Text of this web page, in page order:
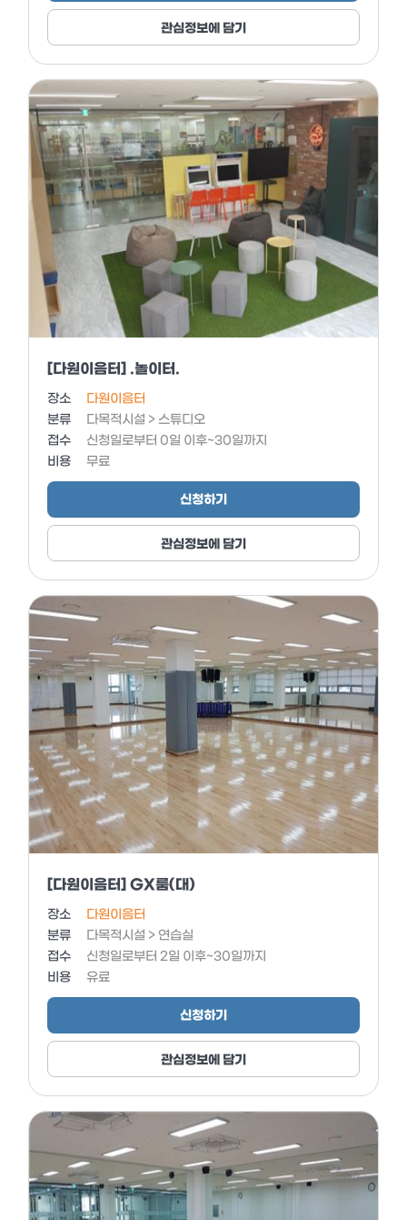
관심정보에 담기
[다원이음터] .놀이터.
장소
다원이음터
분류
다목적시설 > 스튜디오
접수
신청일로부터 0일 이후~30일까지
비용
무료
신청하기
관심정보에 담기
[다원이음터] GX룸(대)
장소
다원이음터
분류
다목적시설 > 연습실
접수
신청일로부터 2일 이후~30일까지
비용
유료
신청하기
관심정보에 담기